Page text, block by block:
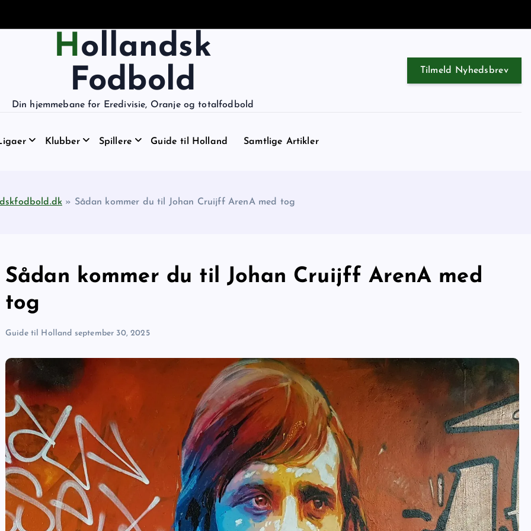
Hollandsk
Fodbold
Din hjemmebane for Eredivisie, Oranje og totalfodbold
Tilmeld Nyhedsbrev
Klubber Spillere Guide til Holland Samtlige Artikler
» Sådan kommer du til Johan Cruijff ArenA med tog
Sådan kommer du til Johan Cruijff ArenA med
tog
Guide til Holland september 30, 2025